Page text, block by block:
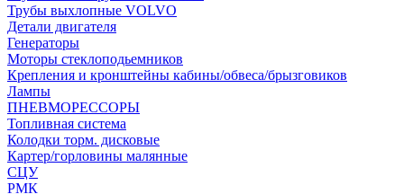
Трубы выхлопные VOLVO
Детали двигателя
Генераторы
Моторы стеклоподьемников
Крепления и кронштейны кабины/обвеса/брызговиков
Лампы
ПНЕВМОРЕССОРЫ
Топливная система
Колодки торм. дисковые
Картер/горловины малянные
СЦУ
РМК